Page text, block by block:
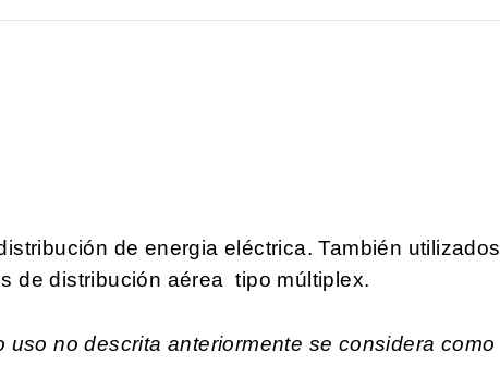
de energia eléctrica. También utilizados
de distribución aérea tipo múltiplex.
uso no descrita anteriormente se considera como